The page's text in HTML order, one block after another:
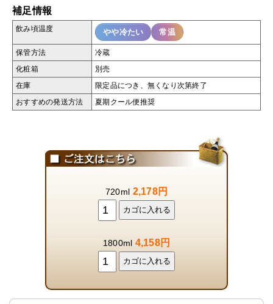
補足情報
飲み頃温度 やや冷たい 常温
保管方法 冷蔵
化粧箱 別売
在庫 限定品につき、無くなり次第終了
おすすめの発送方法 夏期クール便推奨
720ml 2,178円
1800ml 4,158円